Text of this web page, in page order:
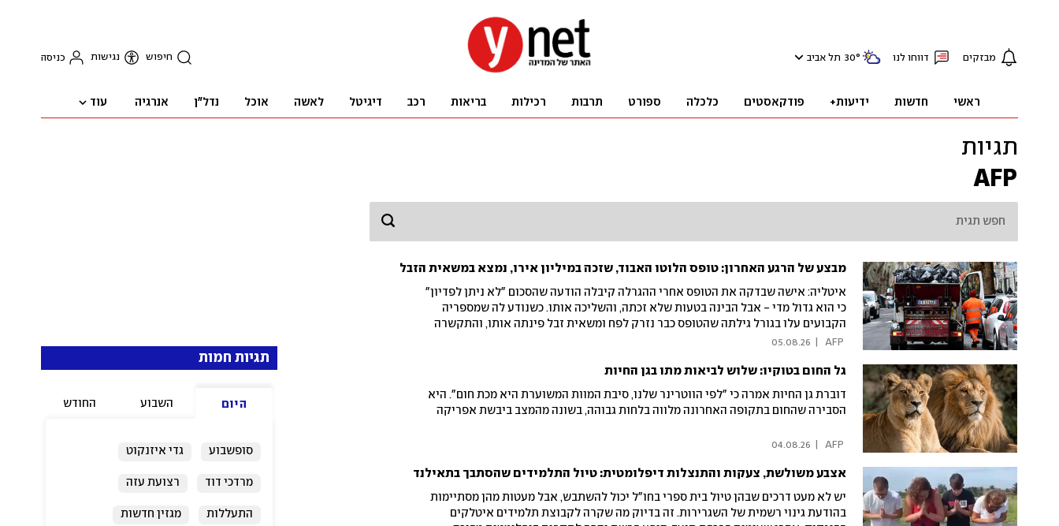
מבזקים דווחו לנו 30° תל אביב חיפוש נגישות כניסה
ראשי חדשות ידיעות+ פודקאסטים כלכלה ספורט תרבות רכילות בריאות רכב דיגיטל לאשה אוכל נדל"ן אנרגיה עוד
תגיות
AFP
מבצע של הרגע האחרון: טופס הלוטו האבוד, שזכה במיליון אירו, נמצא במשאית הזבל
איטליה: אישה שבדקה את הטופס אחרי ההגרלה קיבלה הודעה שהסכום "לא ניתן לפדיון"
כי הוא גדול מדי - אבל הבינה בטעות שלא זכתה, והשליכה אותו. כשנודע לה שמספריה
הקבועים עלו בגורל גילתה שהטופס כבר נזרק לפח ומשאית זבל פינתה אותו, והתקשרה
נסערת למחלקת התברואה. המשאית אותרה בנס, עובדי הפינוי התגייסו לנבור בזבל עם
05.08.26
גל החום בטוקיו: שלוש לביאות מתו בגן החיות
דוברת גן החיות אמרה כי "לפי הווטרינר שלנו, סיבת המוות המשוערת היא מכת חום". היא
הסבירה שהחום בתקופה האחרונה מלווה בלחות גבוהה, בשונה מהמצב ביבשת אפריקה
04.08.26
אצבע משולשת, צעקות והתנצלות דיפלומטית: טיול התלמידים שהסתבך בתאילנד
יש לא מעט דרכים שבהן טיול בית ספרי בחו"ל יכול להשתבש, אבל מעטות מהן מסתיימות
בהודעת גינוי רשמית של השגרירות. זה בדיוק מה שקרה לקבוצת תלמידים איטלקים
תגיות חמות
היום השבוע החודש
סופשבוע גדי איזנקוט
מרדכי דוד רצועת עזה
התעללות מגזין חדשות